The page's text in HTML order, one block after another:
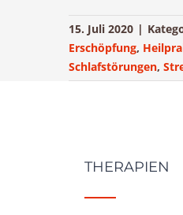
15. Juli 2020 |
Erschöpfung,
Schlafstörungen,
THERAPIEN